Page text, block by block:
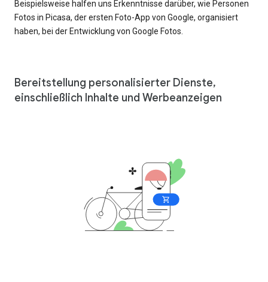
Beispielsweise halfen uns Erkenntnisse darüber, wie Personen
Fotos in Picasa, der ersten Foto-App von Google, organisiert
haben, bei der Entwicklung von Google Fotos.
Bereitstellung personalisierter Dienste,
einschließlich Inhalte und Werbeanzeigen